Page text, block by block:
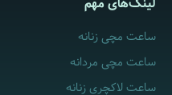
ساعت مچی زنانه
ساعت مچی مردانه
ساعت لاکچری زنانه